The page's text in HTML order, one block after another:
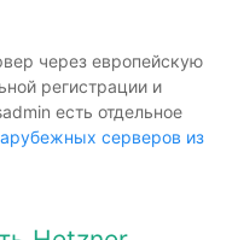
через европейскую
регистрации и
есть отдельное
серверов из